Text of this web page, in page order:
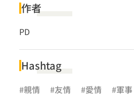
作者
PD
Hashtag
#親情 #友情 #愛情 #軍事